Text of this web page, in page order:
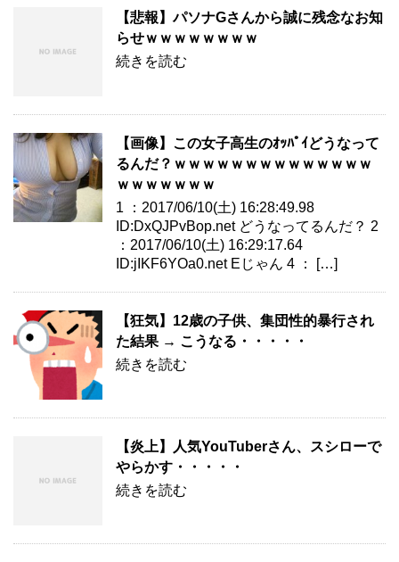
【悲報】パソナGさんから誠に残念なお知
らせｗｗｗｗｗｗｗｗ
続きを読む
【画像】この女子高生のｵｯﾊﾟｲどうなって
るんだ？ｗｗｗｗｗｗｗｗｗｗｗｗｗｗ
ｗｗｗｗｗｗｗ
1 ：2017/06/10(土) 16:28:49.98
ID:DxQJPvBop.net どうなってるんだ？ 2
：2017/06/10(土) 16:29:17.64
ID:jIKF6YOa0.net Eじゃん 4 ： […]
【狂気】12歳の子供、集団性的暴行され
た結果 → こうなる・・・・・
続きを読む
【炎上】人気YouTuberさん、スシローで
やらかす・・・・・
続きを読む